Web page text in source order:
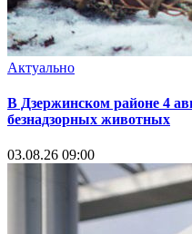
Актуально
В Дзержинском районе 4
безнадзорных животных
03.08.26 09:00